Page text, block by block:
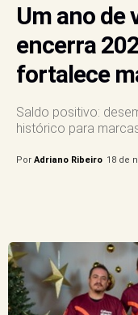
Um ano
encerra
fortalece
Saldo positivo:
histórico para
Por Adriano Ribeiro 18 de